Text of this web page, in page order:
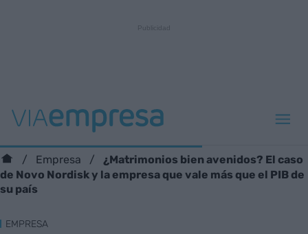
Empresa
¿Matrimonios bien avenidos? El caso
de Novo Nordisk y la empresa que vale más que el PIB de
su país
EMPRESA